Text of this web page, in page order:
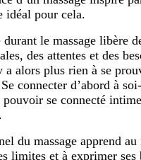
idéal pour cela.
le massage libère
des attentes et des
a alors plus rien à se
connecter d’abord à
se connecté
du massage apprend au
limites et à exprimer ses